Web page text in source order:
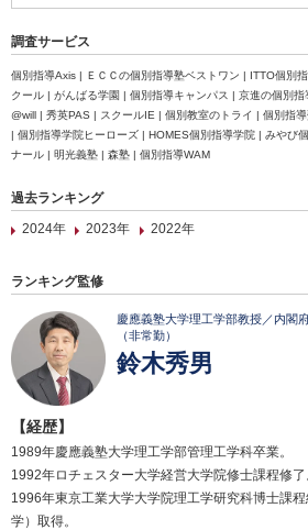
調査サービス
個別指導Axis | ＥＣＣの個別指導塾ベストワン | ITTO個別
クール | がんばる学園 | 個別指導キャンパス | 京進の個別
@will | 秀英PAS | スクールIE | 個別教室のトライ | 個別指
| 個別指導学院ヒーローズ | HOMES個別指導学院 | みやび
ナール | 明光義塾 | 森塾 | 個別指導WAM
過去ランキング
2024年
2023年 2022年
ランキング監修
慶應義塾大学理工学部教授／内閣
（非常勤）
鈴木秀男
【経歴】
1989年慶應義塾大学理工学部管理工学科卒業。
1992年ロチェスター大学経営大学院修士課程修了
1996年東京工業大学大学院理工学研究科博士課
学）取得。